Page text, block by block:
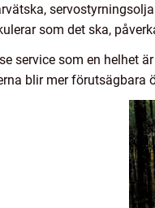
som det ska,
service som en helhet
blir mer förutsägbara